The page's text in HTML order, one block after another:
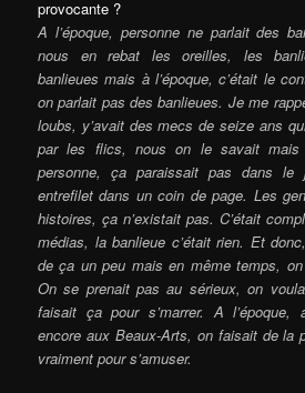
provocante ?
A l’époque, personne ne parlait des
nous en rebat les oreilles, les
banlieues mais à l’époque, c’était le
on parlait pas des banlieues. Je me
loubs, y’avait des mecs de seize ans
par les flics, nous on le savait mais
personne, ça paraissait pas dans le
entrefilet dans un coin de page. Les
histoires, ça n’existait pas. C’était
médias, la banlieue c’était rien. Et
de ça un peu mais en même temps,
On se prenait pas au sérieux, on
faisait ça pour s’marrer. A l’époque,
encore aux Beaux-Arts, on faisait de la
vraiment pour s’amuser.